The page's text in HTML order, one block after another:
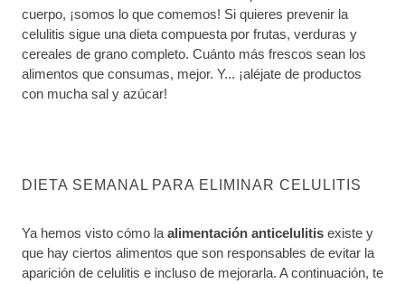
cuerpo, ¡somos lo que comemos! Si quieres prevenir la
celulitis sigue una dieta compuesta por frutas, verduras y
cereales de grano completo. Cuánto más frescos sean los
alimentos que consumas, mejor. Y... ¡aléjate de productos
con mucha sal y azúcar!
DIETA SEMANAL PARA ELIMINAR CELULITIS
Ya hemos visto cómo la alimentación anticelulitis existe y
que hay ciertos alimentos que son responsables de evitar la
aparición de celulitis e incluso de mejorarla. A continuación, te